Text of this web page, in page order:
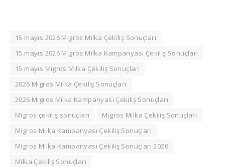
15 mayıs 2026 Migros Milka Çekiliş Sonuçları
15 mayıs 2026 Migros Milka Kampanyası Çekiliş Sonuçları
15 mayıs Migros Milka Çekiliş Sonuçları
2026 Migros Milka Çekiliş Sonuçları
2026 Migros Milka Kampanyası Çekiliş Sonuçları
Migros çekiliş sonuçları
Migros Milka Çekiliş Sonuçları
Migros Milka Kampanyası Çekiliş Sonuçları
Migros Milka Kampanyası Çekiliş Sonuçları 2026
Milka Çekiliş Sonuçları